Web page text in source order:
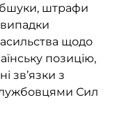
штрафи
щодо
позицію,
зв’язки з
Сил